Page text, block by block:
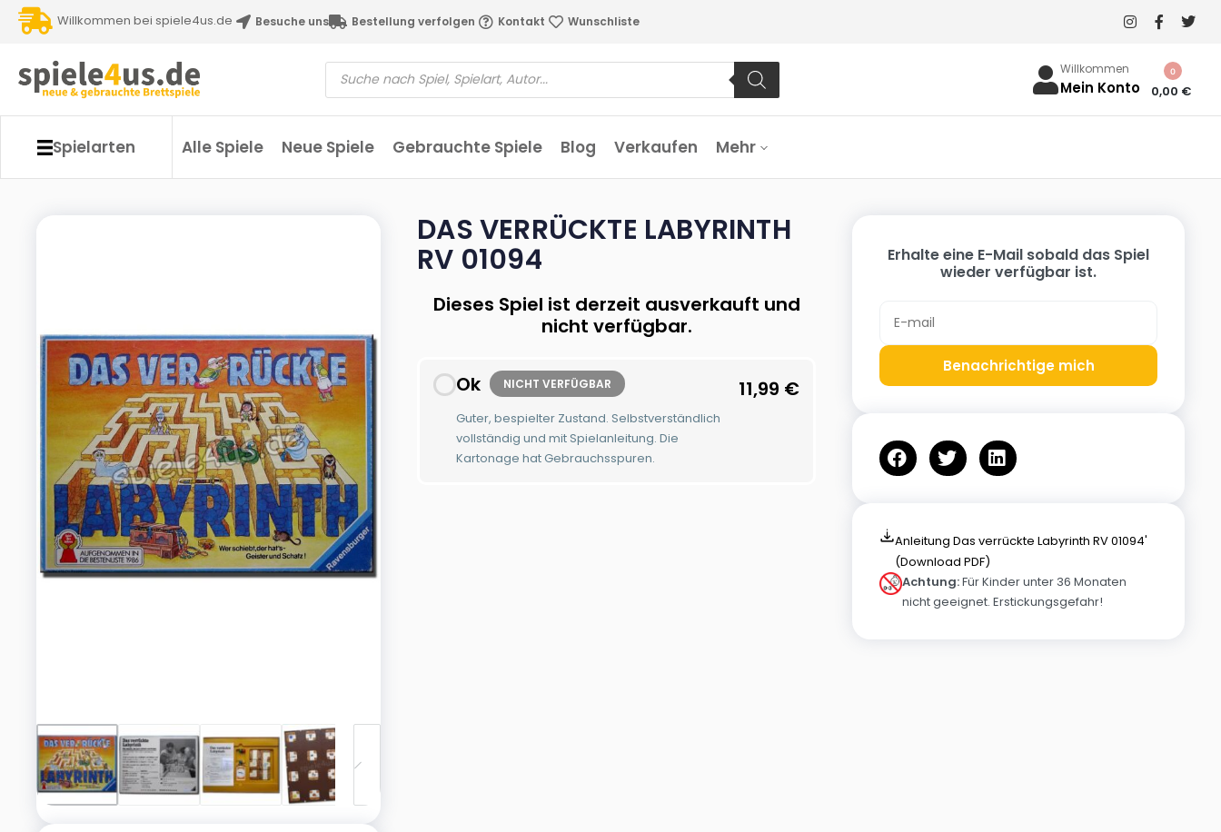
Willkommen bei spiele4us.de Besuche uns Bestellung verfolgen Kontakt Wunschliste
Willkommen
Mein Konto 0,00 €
0
Spielarten Alle Spiele Neue Spiele Gebrauchte Spiele Blog Verkaufen Mehr
DAS VERRÜCKTE LABYRINTH
RV 01094
Dieses Spiel ist derzeit ausverkauft und
nicht verfügbar.
Ok NICHT VERFÜGBAR
Guter, bespielter Zustand. Selbstverständlich
vollständig und mit Spielanleitung. Die
Kartonage hat Gebrauchsspuren.
11,99 €
Erhalte eine E-Mail sobald das Spiel
wieder verfügbar ist.
Benachrichtige mich
Anleitung Das verrückte Labyrinth RV 01094'
(Download PDF)
Achtung:Für Kinder unter 36 Monaten
nicht geeignet. Erstickungsgefahr!